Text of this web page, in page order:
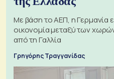
Με βάση το ΑΕΠ, η Γερμανία
οικονομία μεταξύ των
από τη Γαλλία
Γρηγόρης Τραγγανίδας